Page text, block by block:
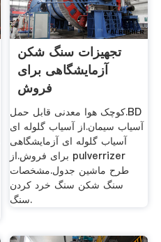
تجهیزات سنگ شکن
آزمایشگاهی برای
فروش
کوچک هوا معدنی قابل حمل.BD
آسیاب سیمان.از آسیاب گلوله ای
آسیاب گلوله ای آزمایشگاهی
برای فروش.از pulverrizer
طرح ماشین جدول.مشخصات
سنگ شکن سنگ خرد کردن
سنگ.